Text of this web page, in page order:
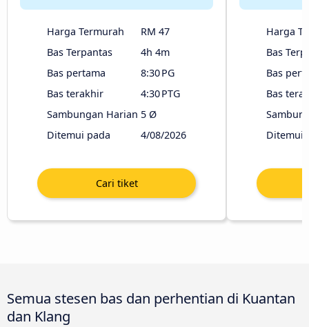
Harga Termurah
RM 47
Bas Terpantas
4h 4m
Bas pertama
8:30 PG
Bas terakhir
4:30 PTG
Sambungan Harian 5 Ø
Ditemui pada
4/08/2026
Harga
Bas
Bas
Bas
Ditemui
Semua stesen bas dan perhentian di Kuantan
dan Klang